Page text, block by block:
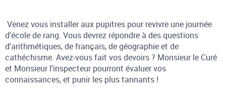
Venez vous installer aux pupitres pour revivre une journée
d'école de rang. Vous devrez répondre à des questions
d'arithmétiques, de français, de géographie et de
cathéchisme. Avez-vous fait vos devoirs ? Monsieur le Curé
et Monsieur l'inspecteur pourront évaluer vos
connaissances, et punir les plus tannants !